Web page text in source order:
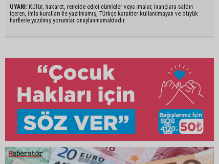
UYARI: Küfür, hakaret, rencide edici cümleler veya imalar, inançlara saldırı
içeren, imla kuralları ile yazılmamış, Türkçe karakter kullanılmayan ve büyük
harflerle yazılmış yorumlar onaylanmamaktadır.